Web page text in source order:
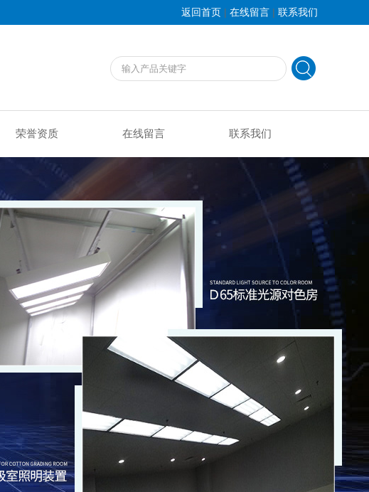
返回首页 | 在线留言 | 联系我们
荣誉资质 在线留言 联系我们